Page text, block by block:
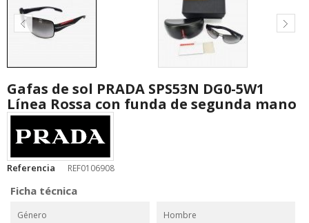
Gafas de sol PRADA SPS53N DG0-5W1
Línea Rossa con funda de segunda mano
Referencia REF0106908
Ficha técnica
Género Hombre